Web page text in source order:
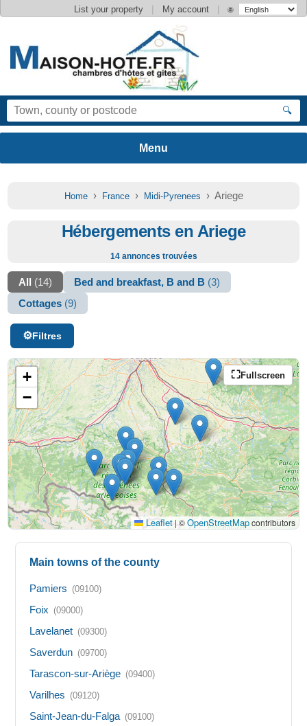
List your property | My account | 🌐
🔍
Home› France› Midi-Pyrenees › Ariege
Hébergements en Ariege
14 annonces trouvées
All (14) Bed and breakfast, B and B (3)
Cottages (9)
Filtres
Fullscreen
+
−
Leaflet | ©OpenStreetMapcontributors
Main towns of the county
Pamiers (09100)
Foix (09000)
Lavelanet (09300)
Saverdun (09700)
Tarascon-sur-Ariège (09400)
Varilhes (09120)
Saint-Jean-du-Falga (09100)